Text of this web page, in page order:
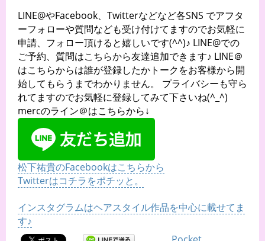
LINE@やFacebook、Twitterなどなど各SNS でアフタ
ーフォローや質問なども受け付けてますのでお気軽に
申請、フォロー頂けると嬉しいです(^^)♪ LINE@での
ご予約、質問はこちらから友達追加できます♪ LINE＠
はこちらからは誰が登録したかトークをお客様から開
始してもらうまでわかりません。 プライバシーも守ら
れてますのでお気軽に登録してみて下さいね(^_^)
mercのライン＠はこちらから↓
松下祐貴のFacebookはこちらから
Twitterはコチラをポチッと。
インスタグラムはヘアスタイル作品を中心に載せてま
す♪